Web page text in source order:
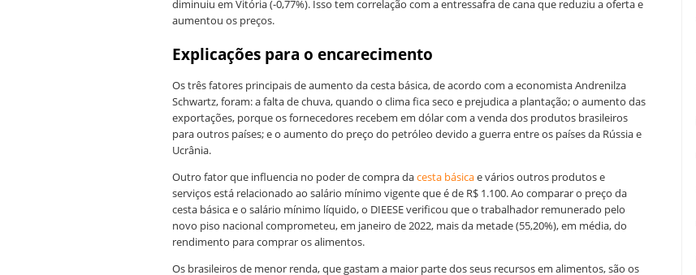
diminuiu em Vitória (-0,77%). Isso tem correlação com a entressafra de cana que reduziu a oferta e
aumentou os preços.
Explicações para o encarecimento
Os três fatores principais de aumento da cesta básica, de acordo com a economista Andrenilza
Schwartz, foram: a falta de chuva, quando o clima fica seco e prejudica a plantação; o aumento das
exportações, porque os fornecedores recebem em dólar com a venda dos produtos brasileiros
para outros países; e o aumento do preço do petróleo devido a guerra entre os países da Rússia e
Ucrânia.
Outro fator que influencia no poder de compra dacesta básicae vários outros produtos e
serviços está relacionado ao salário mínimo vigente que é de R$ 1.100. Ao comparar o preço da
cesta básica e o salário mínimo líquido, o DIEESE verificou que o trabalhador remunerado pelo
novo piso nacional comprometeu, em janeiro de 2022, mais da metade (55,20%), em média, do
rendimento para comprar os alimentos.
Os brasileiros de menor renda, que gastam a maior parte dos seus recursos em alimentos, são os